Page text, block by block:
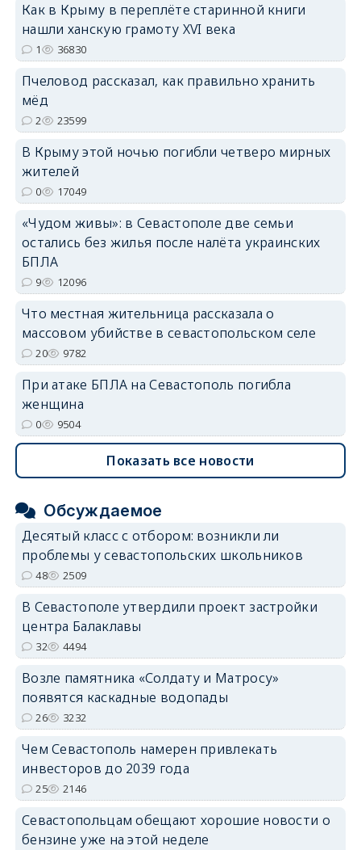
erid: 2SDnjdPjgYS
Как в Крыму в переплёте старинной книги
нашли ханскую грамоту XVI века
1 36830
Пчеловод рассказал, как правильно хранить
мёд
2 23599
В Крыму этой ночью погибли четверо мирных
жителей
0 17049
«Чудом живы»: в Севастополе две семьи
остались без жилья после налёта украинских
БПЛА
9 12096
Что местная жительница рассказала о
массовом убийстве в севастопольском селе
20 9782
При атаке БПЛА на Севастополь погибла
женщина
0 9504
Показать все новости
Обсуждаемое
Десятый класс с отбором: возникли ли
проблемы у севастопольских школьников
48 2509
В Севастополе утвердили проект застройки
центра Балаклавы
32 4494
Возле памятника «Солдату и Матросу»
появятся каскадные водопады
26 3232
Чем Севастополь намерен привлекать
инвесторов до 2039 года
25 2146
Севастопольцам обещают хорошие новости о
бензине уже на этой неделе